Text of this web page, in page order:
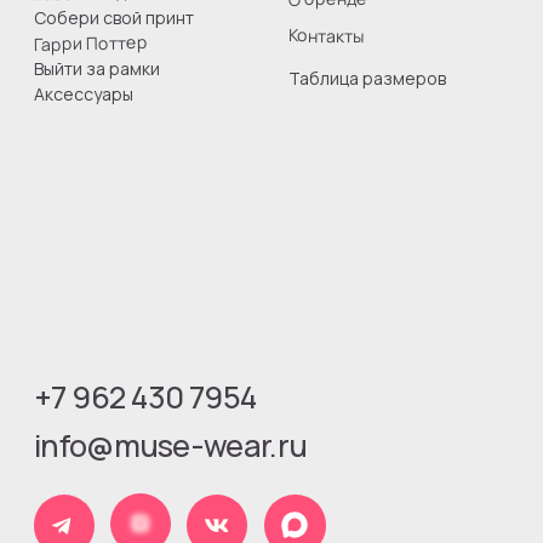
Юридическая информация
Оферта